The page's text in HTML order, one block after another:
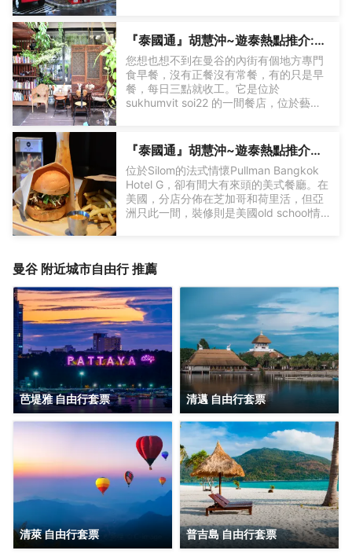
△大魚神，魚神環繞，中間坐落著因陀羅
的感覺。
△羅漢殿，水中佛殿，巧妙融合泰、緬、
中建築風格，供奉眾多羅漢像和彌勒佛，
視覺獨特。
『泰國通』胡慧沖~遊泰熱點推介:藝廊外的早餐GASTRO 1/6@RMA
您想也想不到在曼谷的內街有個地方專門
食早餐，沒有正餐沒有常餐，有的只是早
餐，每日三點就收工。它是位於
sukhumvit soi22 的一間餐店，位於藝術
garden一樣，可以與朋友吹吹風，聊聊
天，享受一下遊閒時光! (＊以上景點為建
議性質，團友可於自由活動時間按喜好自
行購票前往。Address: 238 Soi
Sainamthip 2, Sukhumvit soi 22,
Bangkok)
『泰國通』胡慧沖~遊泰熱點推介：點止漢堡包店 25 Degrees Restaurant
位於Silom的法式情懷Pullman Bangkok
Hotel G，卻有間大有來頭的美式餐廳。在
美國，分店分佈在芝加哥和荷里活，但亞
洲只此一間，裝修則是美國old school情
肉碎漢堡包加上一杯泰式甜茶，組合泰好
外，還有沙律、雞翼、甜品。 (＊以上景
點為建議性質，團友可於自由活動時間按
喜好自行購票前往。Address: Pullman
Bangkok Hotel G (188 Silom Road,
Suriyawongse, Bangrak Bangkok,
Thailand))
曼谷 附近城市自由行 推薦
芭堤雅 自由行套票 清邁 自由行套票
清萊 自由行套票 普吉島 自由行套票